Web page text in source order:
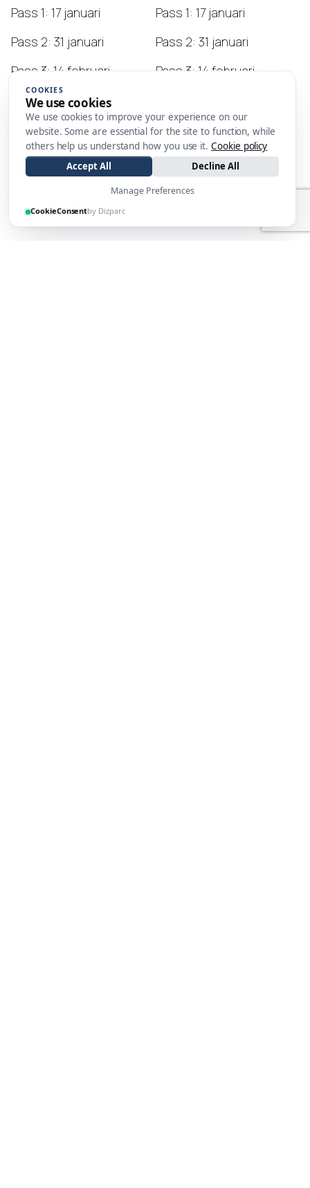
Pass 1: 17 januari
Pass 2: 31 januari
Pass 3: 14 februari
Pass 4: 28 februari
Pass 5: 14 mars
Pass 6: 28 mars
Pass 1: 17 januari
Pass 2: 31 januari
Pass 3: 14 februari
Pass 5: 14 mars
Pass 6: 28 mars
COOKIES
We use cookies
We use cookies to improve your experience on our
website. Some are essential for the site to function, while
others help us understand how you use it. Cookie policy
Accept All
Decline All
Manage Preferences
CookieConsentby Dizparc